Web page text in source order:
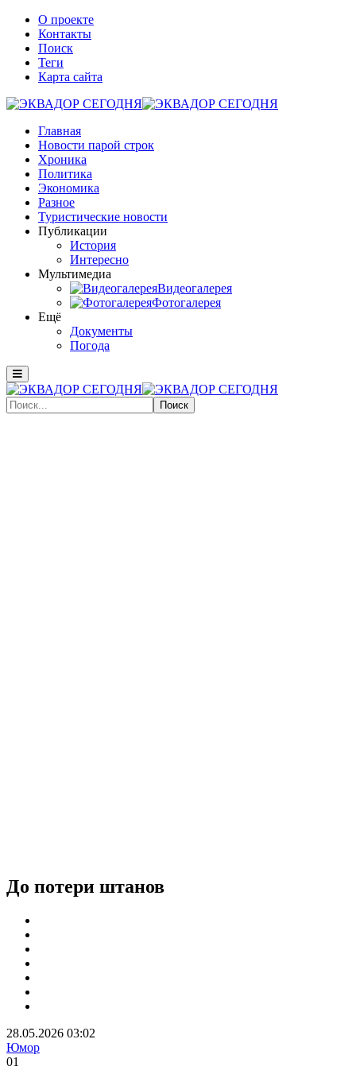
О проекте
Контакты
Поиск
Теги
Карта сайта
Главная
Новости парой строк
Хроника
Политика
Экономика
Разное
Туристические новости
Публикации
История
Интересно
Мультимедиа
Видеогалерея
Фотогалерея
Ещё
Документы
Погода
Поиск
До потери штанов
28.05.2026 03:02
Юмор
01